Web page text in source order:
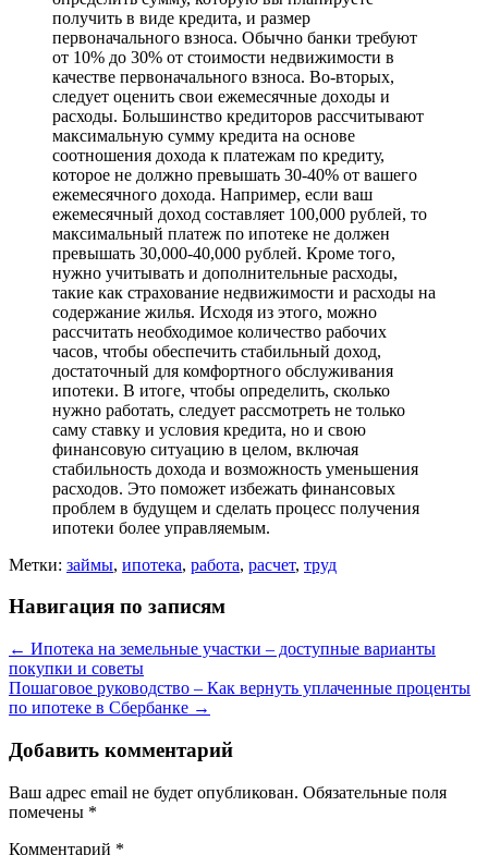
получить в виде кредита, и размер
первоначального взноса. Обычно банки требуют
от 10% до 30% от стоимости недвижимости в
качестве первоначального взноса. Во-вторых,
следует оценить свои ежемесячные доходы и
расходы. Большинство кредиторов рассчитывают
максимальную сумму кредита на основе
соотношения дохода к платежам по кредиту,
которое не должно превышать 30-40% от вашего
ежемесячного дохода. Например, если ваш
ежемесячный доход составляет 100,000 рублей, то
максимальный платеж по ипотеке не должен
превышать 30,000-40,000 рублей. Кроме того,
нужно учитывать и дополнительные расходы,
такие как страхование недвижимости и расходы на
содержание жилья. Исходя из этого, можно
рассчитать необходимое количество рабочих
часов, чтобы обеспечить стабильный доход,
достаточный для комфортного обслуживания
ипотеки. В итоге, чтобы определить, сколько
нужно работать, следует рассмотреть не только
саму ставку и условия кредита, но и свою
финансовую ситуацию в целом, включая
стабильность дохода и возможность уменьшения
расходов. Это поможет избежать финансовых
проблем в будущем и сделать процесс получения
ипотеки более управляемым.
Метки: займы, ипотека, работа, расчет, труд
Навигация по записям
← Ипотека на земельные участки – доступные варианты
покупки и советы
Пошаговое руководство – Как вернуть уплаченные проценты
по ипотеке в Сбербанке →
Добавить комментарий
Ваш адрес email не будет опубликован. Обязательные поля
помечены *
Комментарий *